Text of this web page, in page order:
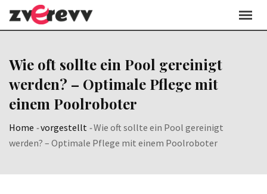
Skip
Wie oft sollte ein Pool gereinigt
werden? – Optimale Pflege mit
einem Poolroboter
Home -vorgestellt -Wie oft sollte ein Pool gereinigt
werden? – Optimale Pflege mit einem Poolroboter